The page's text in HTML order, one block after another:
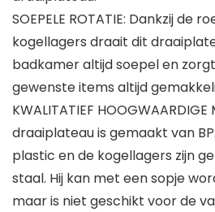
SOEPELE ROTATIE: Dankzij de
kogellagers draait dit
badkamer altijd soepel en
gewenste items altijd
KWALITATIEF HOOGWAARDIGE
draaiplateau is gemaakt van
plastic en de kogellagers zijn
staal. Hij kan met een sopje
maar is niet geschikt voor de